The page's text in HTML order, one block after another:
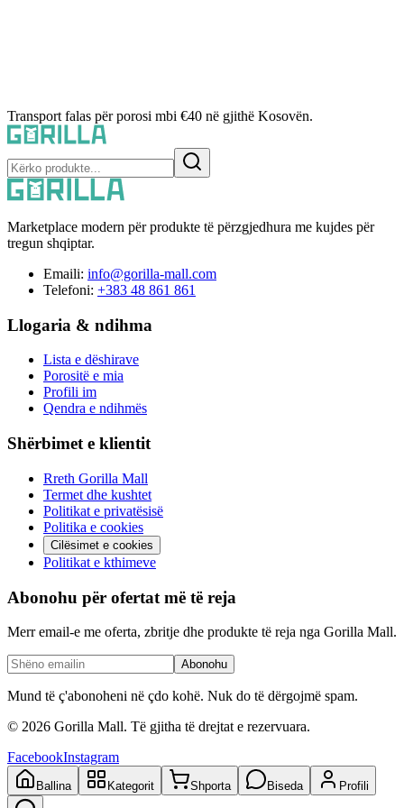
Transport falas për porosi mbi €40 në gjithë Kosovën.
Marketplace modern për produkte të përzgjedhura me kujdes për
tregun shqiptar.
Emaili: info@gorilla-mall.com
Telefoni: +383 48 861 861
Llogaria & ndihma
Lista e dëshirave
Porositë e mia
Profili im
Qendra e ndihmës
Shërbimet e klientit
Rreth Gorilla Mall
Termet dhe kushtet
Politikat e privatësisë
Politika e cookies
Cilësimet e cookies
Politikat e kthimeve
Abonohu për ofertat më të reja
Merr email-e me oferta, zbritje dhe produkte të reja nga Gorilla Mall.
Abonohu
Mund të ç'abonoheni në çdo kohë. Nuk do të dërgojmë spam.
© 2026 Gorilla Mall. Të gjitha të drejtat e rezervuara.
FacebookInstagram
Ballina Kategorit Shporta Biseda Profili